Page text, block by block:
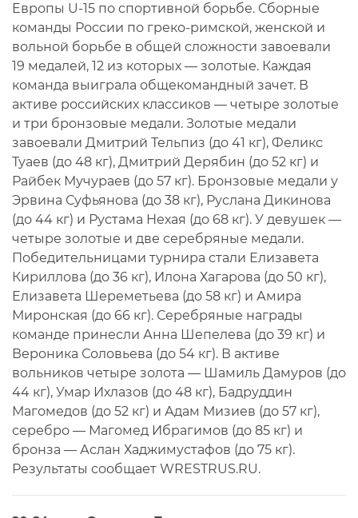
Европы U-15 по спортивной борьбе. Сборные
команды России по греко-римской, женской и
вольной борьбе в общей сложности завоевали
19 медалей, 12 из которых — золотые. Каждая
команда выиграла общекомандный зачет. В
активе российских классиков — четыре золотые
и три бронзовые медали. Золотые медали
завоевали Дмитрий Тельпиз (до 41 кг), Феликс
Туаев (до 48 кг), Дмитрий Дерябин (до 52 кг) и
Райбек Мучураев (до 57 кг). Бронзовые медали у
Эрвина Суфьянова (до 38 кг), Руслана Дикинова
(до 44 кг) и Рустама Нехая (до 68 кг). У девушек —
четыре золотые и две серебряные медали.
Победительницами турнира стали Елизавета
Кириллова (до 36 кг), Илона Хагарова (до 50 кг),
Елизавета Шереметьева (до 58 кг) и Амира
Миронская (до 66 кг). Серебряные награды
команде принесли Анна Шепелева (до 39 кг) и
Вероника Соловьева (до 54 кг). В активе
вольников четыре золота — Шамиль Дамуров (до
44 кг), Умар Ихлазов (до 48 кг), Бадруддин
Магомедов (до 52 кг) и Адам Мизиев (до 57 кг),
серебро — Магомед Ибрагимов (до 85 кг) и
бронза — Аслан Хаджимустафов (до 75 кг).
Результаты сообщает WRESTRUS.RU.